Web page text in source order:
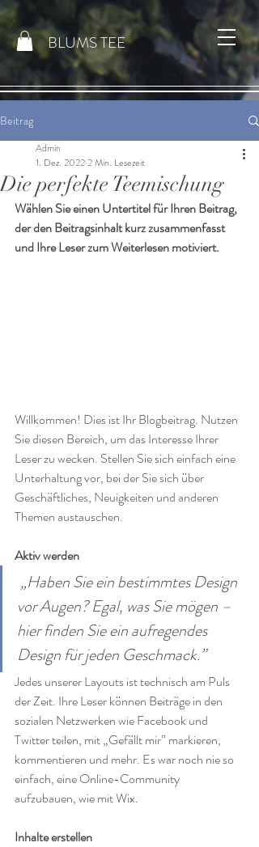
BLUMS TEE
Beitrag
Die perfekte Teemischung
Admin
1. Dez. 20222 Min. Lesezeit
Wählen Sie einen Untertitel für Ihren Beitrag,
der den Beitragsinhalt kurz zusammenfasst
und Ihre Leser zum Weiterlesen motiviert.
Willkommen! Dies ist Ihr Blogbeitrag. Nutzen
Sie diesen Bereich, um das Interesse Ihrer
Leser zu wecken. Stellen Sie sich einfach eine
Unterhaltung vor, bei der Sie sich über
Geschäftliches, Neuigkeiten und anderen
Themen austauschen.
Aktiv werden
„Haben Sie ein bestimmtes Design
vor Augen? Egal, was Sie mögen –
hier finden Sie ein aufregendes
Design für jeden Geschmack.”
Jedes unserer Layouts ist technisch am Puls
der Zeit. Ihre Leser können Beiträge in den
sozialen Netzwerken wie Facebook und
Twitter teilen, mit „Gefällt mir” markieren,
kommentieren und mehr. Es war noch nie so
einfach, eine Online-Community
aufzubauen, wie mit Wix.
Inhalte erstellen